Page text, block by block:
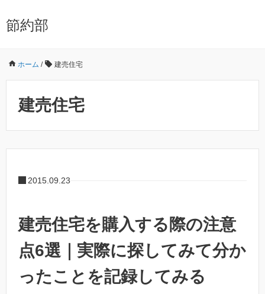
節約部
ホーム / 建売住宅
建売住宅
2015.09.23
建売住宅を購入する際の注意
点6選｜実際に探してみて分か
ったことを記録してみる